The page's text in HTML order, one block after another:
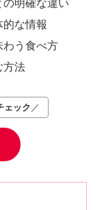
明確な違い
な情報
わう食べ方
方法
ェック ／